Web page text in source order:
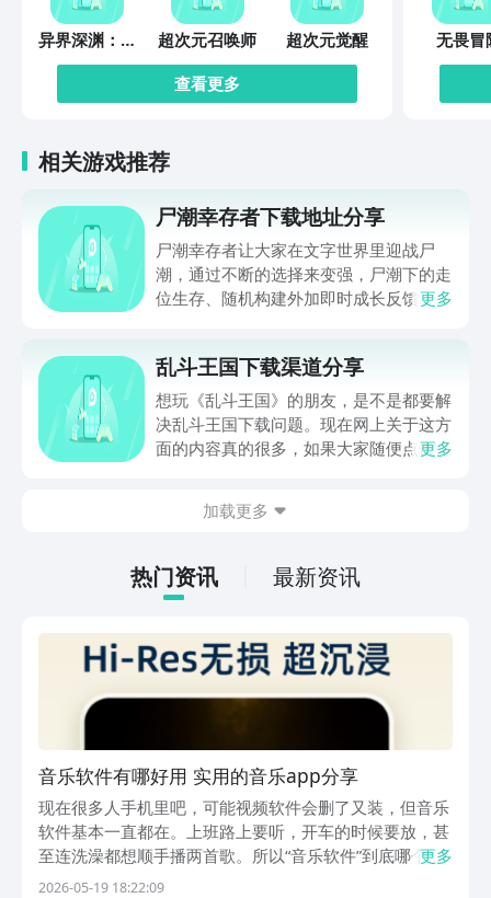
异界深渊：觉
醒
超次元召唤师
超次元觉醒
查看更多
无畏冒
相关游戏推荐
尸潮幸存者下载地址分享
尸潮幸存者让大家在文字世界里迎战尸
潮，通过不断的选择来变强，尸潮下的走
位生存、随机构建外加即时成长反馈，让
入到这个满是僵尸的世界努力求生，想玩
的可千万别错过，赶快来看一看吧。
更多
乱斗王国下载渠道分享
想玩《乱斗王国》的朋友，是不是都要解
决乱斗王国下载问题。现在网上关于这方
面的内容真的很多，如果大家随便点击陌
app进行下载会更加方便，九游是手游福
游戏资源，还能及时查看后续的消息、活
动内容等相关信息。
更多
加载更多
热门资讯 最新资讯
音乐软件有哪好用 实用的音乐app分享
现在很多人手机里吧，可能视频软件会删了又装，但音乐
软件基本一直都在。上班路上要听，开车的时候要放，甚
至连洗澡都想顺手播两首歌。所以“音乐软件”到底哪个好
用，这问题一直有人问。尤其现在平台越来越多，有的歌
更多
2026-05-19 18:22:09